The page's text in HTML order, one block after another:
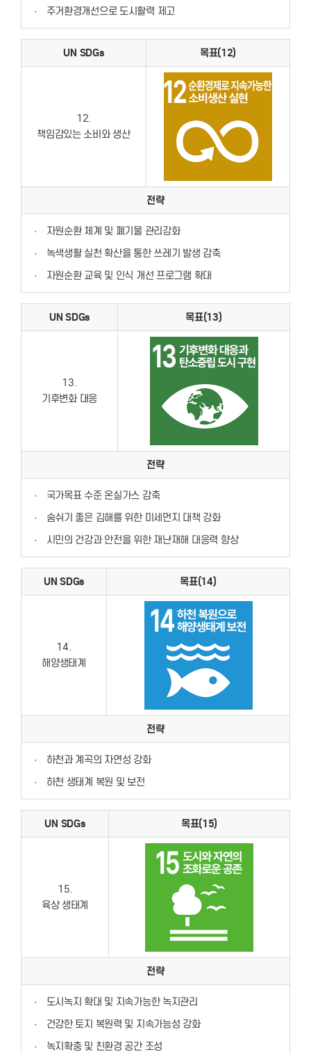
· 주거환경개선으로 도시활력 제고
UN SDGs 목표(12)
12.
책임감있는 소비와 생산
전략
·
자원순환 체계 및 폐기물 관리강화
·
녹색생활 실천 확산을 통한 쓰레기 발생 감축
·
자원순환 교육 및 인식 개선 프로그램 확대
UN SDGs 목표(13)
13.
기후변화 대응
전략
·
국가목표 수준 온실가스 감축
·
숨쉬기 좋은 김해를 위한 미세먼지 대책 강화
·
시민의 건강과 안전을 위한 재난재해 대응력 향상
UN SDGs 목표(14)
14.
해양생태계
전략
·
하천과 계곡의 자연성 강화
·
하천 생태계 복원 및 보전
UN SDGs 목표(15)
15.
육상 생태계
전략
·
도시녹지 확대 및 지속가능한 녹지관리
·
건강한 토지 복원력 및 지속가능성 강화
·
녹지확충 및 친환경 공간 조성